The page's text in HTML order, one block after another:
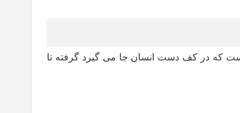
به نوع و عمق کار مختلف است. به عنوان نمونه از کوجکترین اندازه آن که سایز 50*5 میلی متر است که در کف دست انسان جا می گیرد گرفته تا